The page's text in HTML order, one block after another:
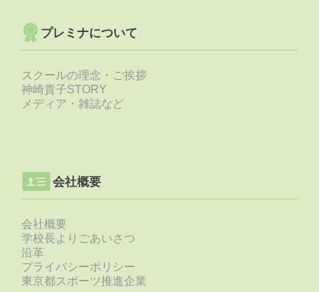
プレミナについて
スクールの理念・ご挨拶
神崎貴子STORY
メディア・雑誌など
会社概要
会社概要
学校長よりごあいさつ
沿革
プライバシーポリシー
東京都スポーツ推進企業